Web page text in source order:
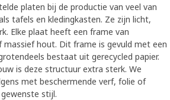
platen bij de productie van veel van
tafels en kledingkasten. Ze zijn licht,
Elke plaat heeft een frame van
massief hout. Dit frame is gevuld met een
bestaat uit gerecycled papier.
is deze structuur extra sterk. We
met beschermende verf, folie of
stijl.